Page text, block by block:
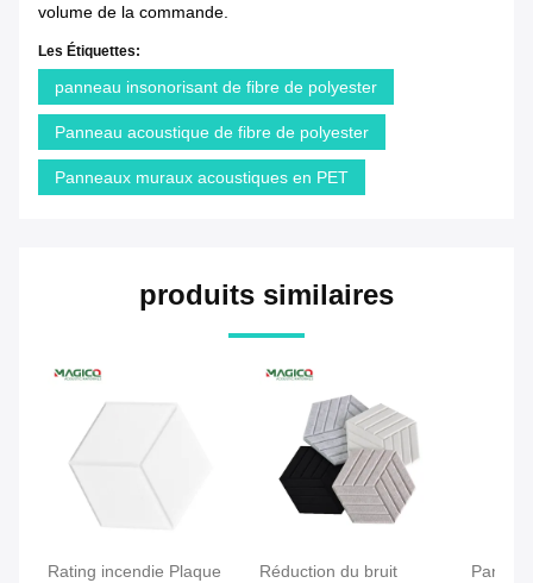
volume de la commande.
Les Étiquettes:
panneau insonorisant de fibre de polyester
Panneau acoustique de fibre de polyester
Panneaux muraux acoustiques en PET
produits similaires
Rating incendie Plaque
Réduction du bruit